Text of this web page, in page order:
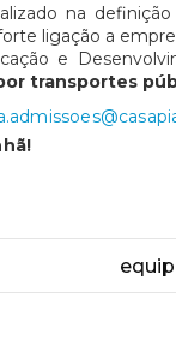
na
ligação a
e
transportes